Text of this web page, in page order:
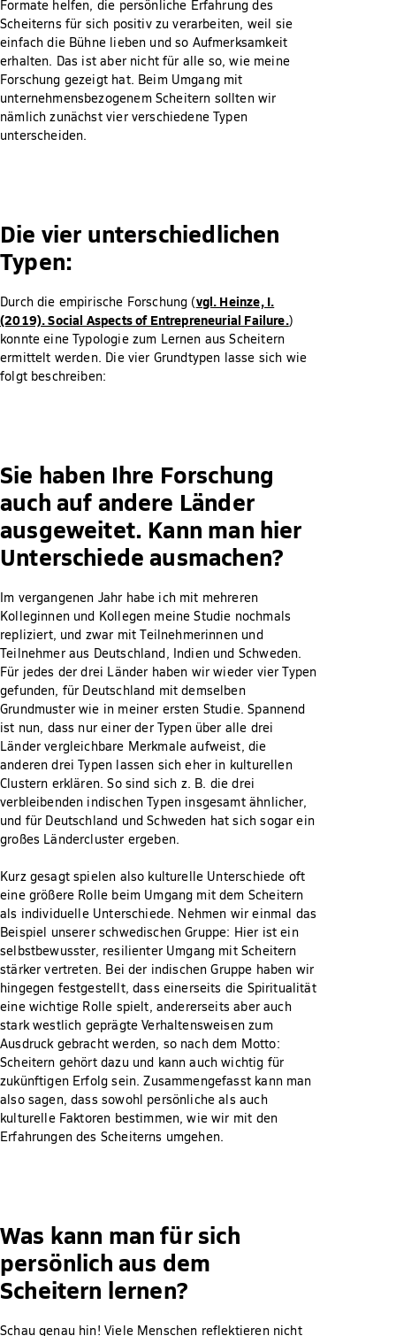
Formate helfen, die persönliche Erfahrung des
Scheiterns für sich positiv zu verarbeiten, weil sie
einfach die Bühne lieben und so Aufmerksamkeit
erhalten. Das ist aber nicht für alle so, wie meine
Forschung gezeigt hat. Beim Umgang mit
unternehmensbezogenem Scheitern sollten wir
nämlich zunächst vier verschiedene Typen
unterscheiden.
Die vier unterschiedlichen
Typen:
Durch die empirische Forschung (vgl. Heinze, I.
(2019). Social Aspects of Entrepreneurial Failure.)
konnte eine Typologie zum Lernen aus Scheitern
ermittelt werden. Die vier Grundtypen lasse sich wie
folgt beschreiben:
Sie haben Ihre Forschung
auch auf andere Länder
ausgeweitet. Kann man hier
Unterschiede ausmachen?
Im vergangenen Jahr habe ich mit mehreren
Kolleginnen und Kollegen meine Studie nochmals
repliziert, und zwar mit Teilnehmerinnen und
Teilnehmer aus Deutschland, Indien und Schweden.
Für jedes der drei Länder haben wir wieder vier Typen
gefunden, für Deutschland mit demselben
Grundmuster wie in meiner ersten Studie. Spannend
ist nun, dass nur einer der Typen über alle drei
Länder vergleichbare Merkmale aufweist, die
anderen drei Typen lassen sich eher in kulturellen
Clustern erklären. So sind sich z. B. die drei
verbleibenden indischen Typen insgesamt ähnlicher,
und für Deutschland und Schweden hat sich sogar ein
großes Ländercluster ergeben.
Kurz gesagt spielen also kulturelle Unterschiede oft
eine größere Rolle beim Umgang mit dem Scheitern
als individuelle Unterschiede. Nehmen wir einmal das
Beispiel unserer schwedischen Gruppe: Hier ist ein
selbstbewusster, resilienter Umgang mit Scheitern
stärker vertreten. Bei der indischen Gruppe haben wir
hingegen festgestellt, dass einerseits die Spiritualität
eine wichtige Rolle spielt, andererseits aber auch
stark westlich geprägte Verhaltensweisen zum
Ausdruck gebracht werden, so nach dem Motto:
Scheitern gehört dazu und kann auch wichtig für
zukünftigen Erfolg sein. Zusammengefasst kann man
also sagen, dass sowohl persönliche als auch
kulturelle Faktoren bestimmen, wie wir mit den
Erfahrungen des Scheiterns umgehen.
Was kann man für sich
persönlich aus dem
Scheitern lernen?
Schau genau hin! Viele Menschen reflektieren nicht